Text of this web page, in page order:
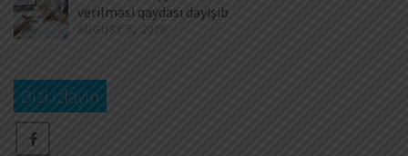
verilməsi qaydası dəyişib
AUGUST 5, 2026
Bizi izləyin